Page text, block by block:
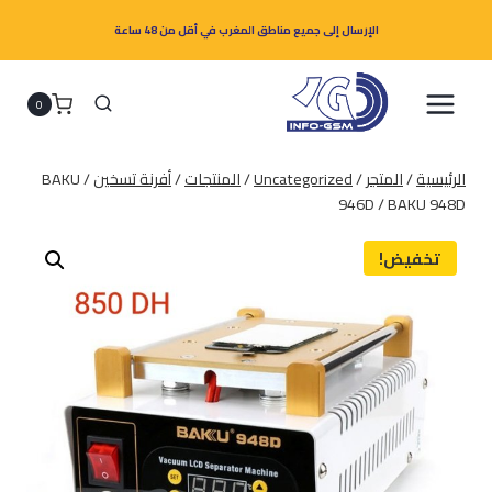
المحتوى
الإرسال إلى جميع مناطق المغرب في أقل من 48 ساعة
0
الرئيسية/المتجر/
Uncategorized
/المنتجات/أفرنة تسخين/
BAKU
946D / BAKU 948D
تخفيض!